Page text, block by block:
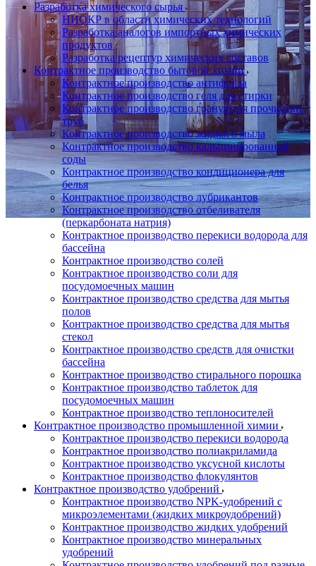
Разработка химического сырья
НИОКР в области химических технологий
Разработка аналогов импортных химических
продуктов
Разработка рецептур химических составов
Контрактное производство бытовой химии
Контрактное производство антифриза
Контрактное производство геля для стирки
Контрактное производство гранул для прочистки
труб
Контрактное производство жидкого мыла
Контрактное производство кальцинированной
соды
Контрактное производство кондиционера для
белья
Контрактное производство лубрикантов
Контрактное производство отбеливателя
(перкарбоната натрия)
Контрактное производство перекиси водорода для
бассейна
Контрактное производство солей
Контрактное производство соли для
посудомоечных машин
Контрактное производство средства для мытья
полов
Контрактное производство средства для мытья
стекол
Контрактное производство средств для очистки
бассейна
Контрактное производство стирального порошка
Контрактное производство таблеток для
посудомоечных машин
Контрактное производство теплоносителей
Контрактное производство промышленной химии
Контрактное производство перекиси водорода
Контрактное производство полиакриламида
Контрактное производство уксусной кислоты
Контрактное производство флокулянтов
Контрактное производство удобрений
Контрактное производство NPK-удобрений с
микроэлементами (жидких микроудобрений)
Контрактное производство жидких удобрений
Контрактное производство минеральных
удобрений